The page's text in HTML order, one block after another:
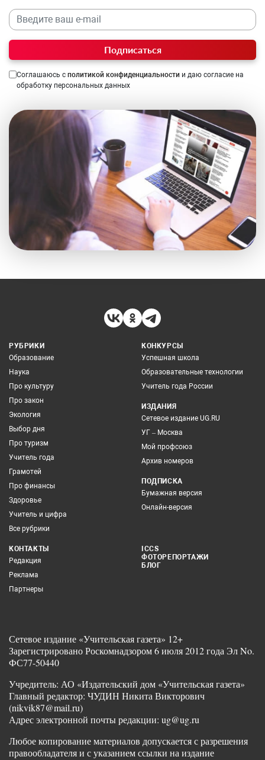
Подписаться
Соглашаюсь с политикой конфиденциальности и даю согласие на
обработку персональных данных
РУБРИКИ
Образование
Наука
Про культуру
Про закон
Экология
Выбор дня
Про туризм
Учитель года
Грамотей
Про финансы
Здоровье
Учитель и цифра
Все рубрики
КОНКУРСЫ
Успешная школа
Образовательные технологии
Учитель года России
ИЗДАНИЯ
Сетевое издание UG.RU
УГ – Москва
Мой профсоюз
Архив номеров
ПОДПИСКА
Бумажная версия
Онлайн-версия
КОНТАКТЫ
Редакция
Реклама
Партнеры
ICCS
ФОТОРЕПОРТАЖИ
БЛОГ
Сетевое издание «Учительская газета» 12+
Зарегистрировано Роскомнадзором 6 июля 2012 года Эл No.
ФС77-50440
Учредитель: АО «Издательский дом «Учительская газета»
Главный редактор: ЧУДИН Никита Викторович
(nikvik87@mail.ru)
Адрес электронной почты редакции: ug@ug.ru
Любое копирование материалов допускается с разрешения
правообладателя и с указанием ссылки на издание